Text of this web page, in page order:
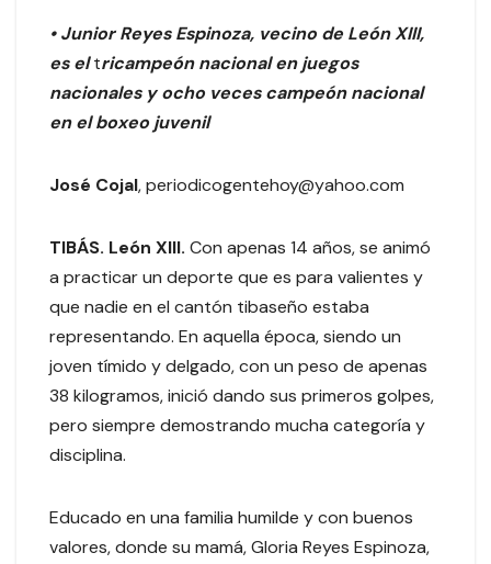
• Junior Reyes Espinoza, vecino de León XIII,
es eltricampeón nacional en juegos
nacionales y ocho veces campeón nacional
en el boxeo juvenil
José Cojal, periodicogentehoy@yahoo.com
TIBÁS. León XIII. Con apenas 14 años, se animó
a practicar un deporte que es para valientes y
que nadie en el cantón tibaseño estaba
representando. En aquella época, siendo un
joven tímido y delgado, con un peso de apenas
38 kilogramos, inició dando sus primeros golpes,
pero siempre demostrando mucha categoría y
disciplina.
Educado en una familia humilde y con buenos
valores, donde su mamá, Gloria Reyes Espinoza,